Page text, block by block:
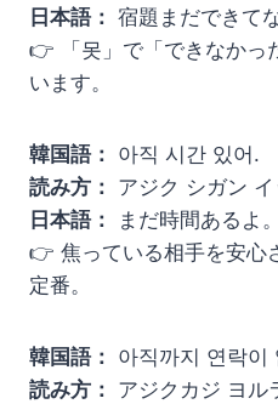
日本語： 宿題まだできてな
👉 「못」で「できなかっ
います。
韓国語： 아직 시간 있어.
読み方： アジク シガン イ
日本語：
まだ時間あるよ。
👉 焦っている相手を安心
定番。
韓国語： 아직까지 연락이
読み方： アジクカジ ヨル